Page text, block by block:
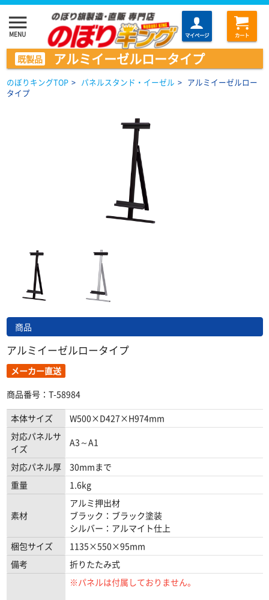
menu
MENU マイページ カート
既製品 アルミイーゼルロータイプ
のぼりキングTOP > パネルスタンド・イーゼル > アルミイーゼルロー
タイプ
商品
アルミイーゼルロータイプ
メーカー直送
商品番号：T-58984
本体サイズ
W500×D427×H974mm
対応パネルサ
イズ
A3～A1
対応パネル厚
30mmまで
重量
1.6kg
素材
アルミ押出材
ブラック：ブラック塗装
シルバー：アルマイト仕上
梱包サイズ
1135×550×95mm
備考
折りたたみ式
※パネルは付属しておりません。